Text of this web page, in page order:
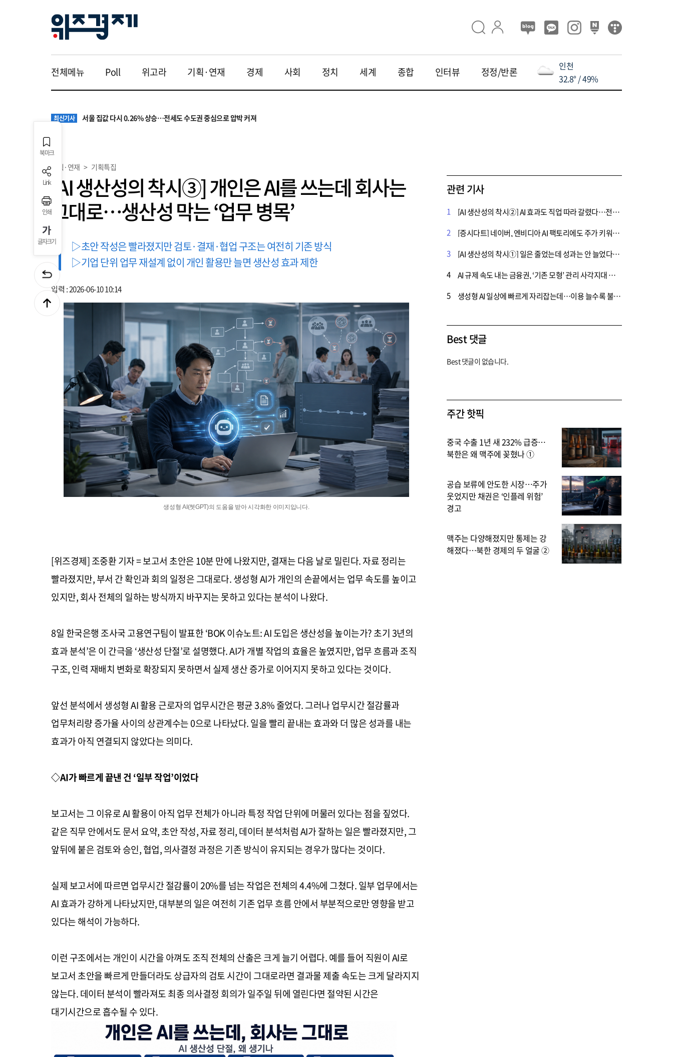
전체메뉴 Poll 위고라 기획·연재 경제 사회 정치 세계 종합 인터뷰 정정/반론
인천
32.8° / 49%
최신기사 서울 집값 다시 0.26% 상승…전세도 수도권 중심으로 압박 커져
최신기사
북마크
Link
인쇄
글자크기
기획·연재 > 기획특집
[AI 생산성의 착시③] 개인은 AI를 쓰는데 회사는
그대로…생산성 막는 ‘업무 병목’
▷초안 작성은 빨라졌지만 검토·결재·협업 구조는 여전히 기존 방식
▷기업 단위 업무 재설계 없이 개인 활용만 늘면 생산성 효과 제한
입력 : 2026-06-10 10:14
생성형 AI(쳇GPT)의 도움을 받아 시각화한 이미지입니다.
[위즈경제] 조중환 기자 = 보고서 초안은 10분 만에 나왔지만, 결재는 다음 날로 밀린다. 자료 정리는
빨라졌지만, 부서 간 확인과 회의 일정은 그대로다. 생성형 AI가 개인의 손끝에서는 업무 속도를 높이고
있지만, 회사 전체의 일하는 방식까지 바꾸지는 못하고 있다는 분석이 나왔다.
8일 한국은행 조사국 고용연구팀이 발표한 ‘BOK 이슈노트: AI 도입은 생산성을 높이는가? 초기 3년의
효과 분석’은 이 간극을 ‘생산성 단절’로 설명했다. AI가 개별 작업의 효율은 높였지만, 업무 흐름과 조직
구조, 인력 재배치 변화로 확장되지 못하면서 실제 생산 증가로 이어지지 못하고 있다는 것이다.
앞선 분석에서 생성형 AI 활용 근로자의 업무시간은 평균 3.8% 줄었다. 그러나 업무시간 절감률과
업무처리량 증가율 사이의 상관계수는 0으로 나타났다. 일을 빨리 끝내는 효과와 더 많은 성과를 내는
효과가 아직 연결되지 않았다는 의미다.
◇AI가 빠르게 끝낸 건 ‘일부 작업’이었다
보고서는 그 이유로 AI 활용이 아직 업무 전체가 아니라 특정 작업 단위에 머물러 있다는 점을 짚었다.
같은 직무 안에서도 문서 요약, 초안 작성, 자료 정리, 데이터 분석처럼 AI가 잘하는 일은 빨라졌지만, 그
앞뒤에 붙은 검토와 승인, 협업, 의사결정 과정은 기존 방식이 유지되는 경우가 많다는 것이다.
실제 보고서에 따르면 업무시간 절감률이 20%를 넘는 작업은 전체의 4.4%에 그쳤다. 일부 업무에서는
AI 효과가 강하게 나타났지만, 대부분의 일은 여전히 기존 업무 흐름 안에서 부분적으로만 영향을 받고
있다는 해석이 가능하다.
이런 구조에서는 개인이 시간을 아껴도 조직 전체의 산출은 크게 늘기 어렵다. 예를 들어 직원이 AI로
보고서 초안을 빠르게 만들더라도 상급자의 검토 시간이 그대로라면 결과물 제출 속도는 크게 달라지지
않는다. 데이터 분석이 빨라져도 최종 의사결정 회의가 일주일 뒤에 열린다면 절약된 시간은
대기시간으로 흡수될 수 있다.
관련 기사
1
[AI 생산성의 착시②] AI 효과도 직업 따라 갈렸다…전문직은 줄고 현장은 그대로
2
[증시다트] 네이버, 엔비디아 AI 팩토리에도 주가 키워드는 ‘수주·자금·수익성’
3
[AI 생산성의 착시①] 일은 줄었는데 성과는 안 늘었다…AI 확산의 역설
4
AI 규제 속도 내는 금융권, ‘기존 모형’ 관리 사각지대 남았다
5
생성형 AI 일상에 빠르게 자리잡는데…이용 늘수록 불안도 커지는 이유
Best 댓글
Best 댓글이 없습니다.
주간 핫픽
중국 수출 1년 새 232% 급증…
북한은 왜 맥주에 꽂혔나 ①
공습 보류에 안도한 시장…주가
웃었지만 채권은 ‘인플레 위험’
경고
맥주는 다양해졌지만 통제는 강
해졌다…북한 경제의 두 얼굴 ②